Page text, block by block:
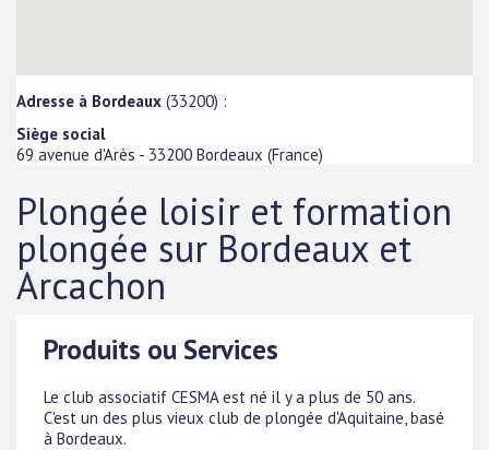
Adresse à Bordeaux (33200) :
Siège social
69 avenue d'Arès - 33200 Bordeaux (France)
Plongée loisir et formation
plongée sur Bordeaux et
Arcachon
Produits ou Services
Le club associatif CESMA est né il y a plus de 50 ans.
C'est un des plus vieux club de plongée d'Aquitaine, basé
à Bordeaux.